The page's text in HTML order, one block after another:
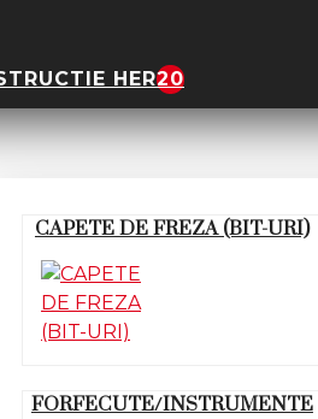
HER20
CAPETE DE FREZA (BIT-URI)
FORFECUTE/INSTRUMENTE